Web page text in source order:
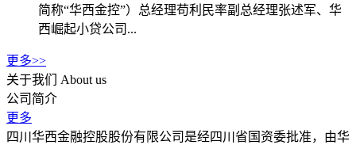
简称“华西金控”）总经理苟利民率副总经理张述军、华
西崛起小贷公司...
更多>>
关于我们
About us
公司简介
更多
四川华西金融控股股份有限公司是经四川省国资委批准，由华